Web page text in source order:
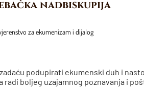
nadbiskupija
za ekumenizam i dijalog
podupirati ekumenski duh i
boljeg uzajamnog poznavanja i